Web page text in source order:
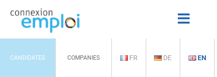
CANDIDATES COMPANIES FR DE EN